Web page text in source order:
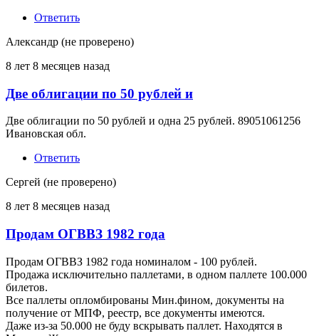
Ответить
Александр (не проверено)
8 лет 8 месяцев назад
Две облигации по 50 рублей и
Две облигации по 50 рублей и одна 25 рублей. 89051061256
Ивановская обл.
Ответить
Сергей (не проверено)
8 лет 8 месяцев назад
Продам ОГВВЗ 1982 года
Продам ОГВВЗ 1982 года номиналом - 100 рублей.
Продажа исключительно паллетами, в одном паллете 100.000
билетов.
Все паллеты опломбированы Мин.фином, документы на
получение от МПФ, реестр, все документы имеются.
Даже из-за 50.000 не буду вскрывать паллет. Находятся в